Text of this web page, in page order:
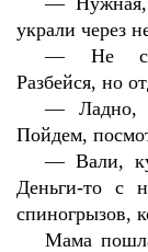
украли через
— Не
Разбейся, но
—
Пойдем,
—Вали,
Деньги-то с
спиногрызов,
Мама